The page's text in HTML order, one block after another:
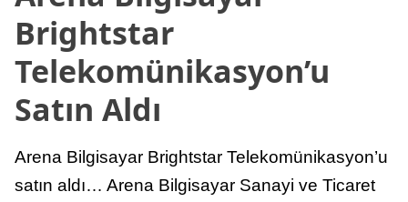
Brightstar
Telekomünikasyon’u
Satın Aldı
Arena Bilgisayar Brightstar Telekomünikasyon’u
satın aldı… Arena Bilgisayar Sanayi ve Ticaret